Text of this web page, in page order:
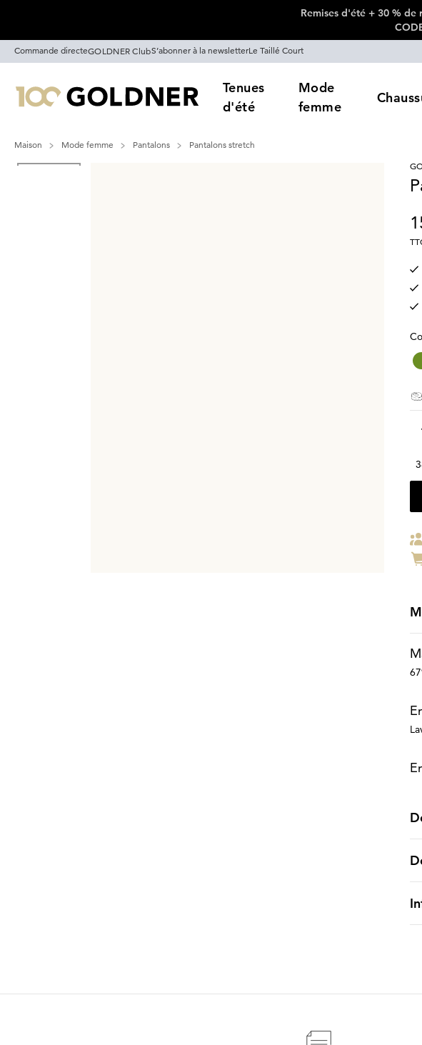
Remises d'été + 30 %
Commande directeGOLDNER ClubS’abonner à la newsletterLe Taillé Court
Tenues
d'été
Mode
femme
Maison Mode femme Pantalons
Pantalons stretch